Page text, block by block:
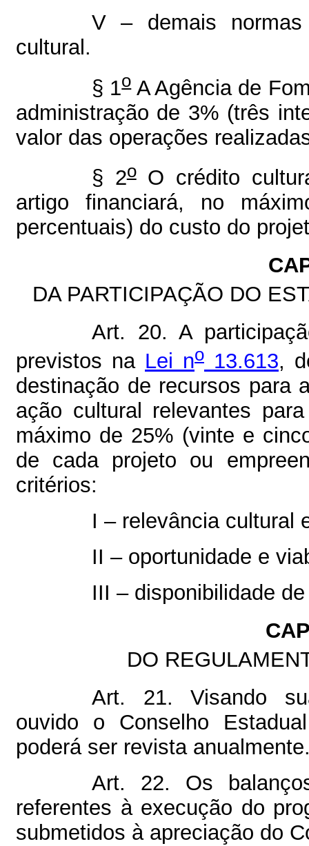
V – demais
cultural.
§ 1oA Agência de
administração de 3% (três
valor das operações
§ 2oO crédito
artigo financiará, no
percentuais) do custo do
DA PARTICIPAÇÃO DO
Art. 20. A
previstos na Lei no 13.613,
destinação de recursos para
ação cultural relevantes
máximo de 25% (vinte e
de cada projeto ou
critérios:
I – relevância cultural
II – oportunidade e
III – disponibilidade
DO
Art. 21. Visando
ouvido o Conselho
poderá ser revista
Art. 22. Os
referentes à execução do
submetidos à apreciação do